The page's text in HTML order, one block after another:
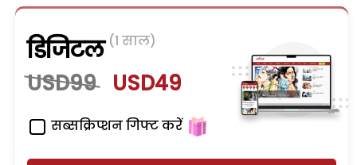
डिजिटल (1 साल)
USD99 USD49
सब्सक्रिप्शन गिफ्ट करें